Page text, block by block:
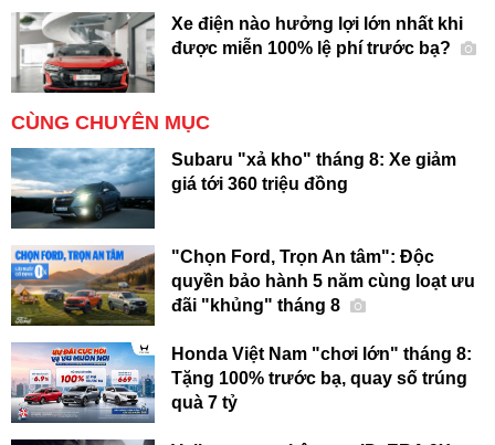
Xe điện nào hưởng lợi lớn nhất khi
được miễn 100% lệ phí trước bạ?
CÙNG CHUYÊN MỤC
Subaru "xả kho" tháng 8: Xe giảm
giá tới 360 triệu đồng
"Chọn Ford, Trọn An tâm": Độc
quyền bảo hành 5 năm cùng loạt ưu
đãi "khủng" tháng 8
Honda Việt Nam "chơi lớn" tháng 8:
Tặng 100% trước bạ, quay số trúng
quà 7 tỷ